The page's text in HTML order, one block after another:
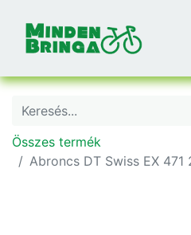
Összes termék
Abroncs DT Swiss EX